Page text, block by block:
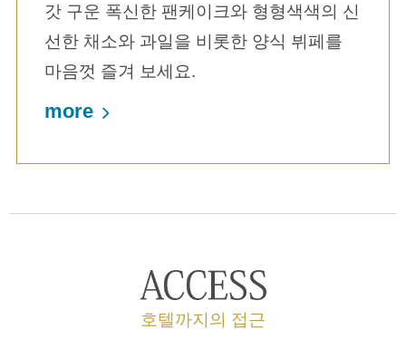
갓 구운 폭신한 팬케이크와 형형색색의 신
선한 채소와 과일을 비롯한 양식 뷔페를
마음껏 즐겨 보세요.
more
호텔까지의 접근